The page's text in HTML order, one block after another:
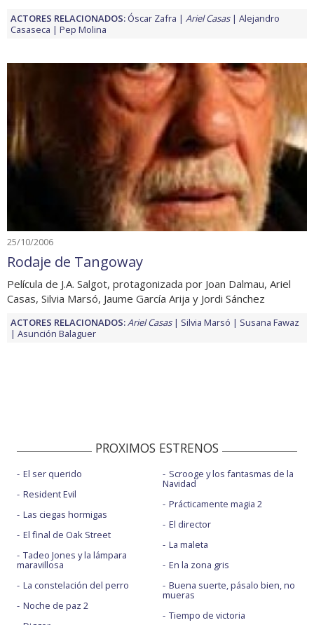
ACTORES RELACIONADOS: Óscar Zafra Ariel Casas
Alejandro
Casaseca
Pep Molina
25/10/2006
Rodaje de Tangoway
Película de J.A. Salgot, protagonizada por Joan Dalmau, Ariel
Casas, Silvia Marsó, Jaume García Arija y Jordi Sánchez
ACTORES RELACIONADOS: Ariel Casas Silvia Marsó
Susana Fawaz
Asunción Balaguer
PROXIMOS ESTRENOS
El ser querido
Resident Evil
Las ciegas hormigas
El final de Oak Street
Tadeo Jones y la lámpara
maravillosa
La constelación del perro
Noche de paz 2
Scrooge y los fantasmas de la
Navidad
Prácticamente magia 2
El director
La maleta
En la zona gris
Buena suerte, pásalo bien, no
mueras
Tiempo de victoria